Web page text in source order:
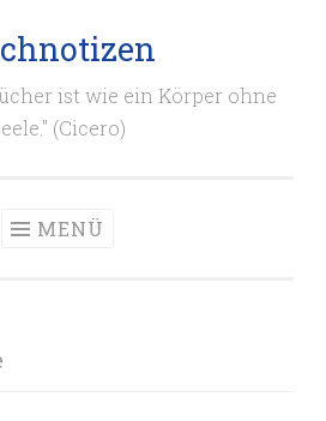
ist wie ein Körper ohne
(Cicero)
MENÜ